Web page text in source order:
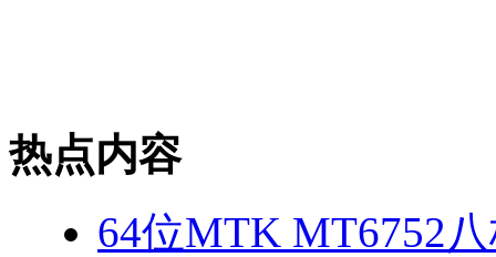
热点内容
64位MTK MT6752